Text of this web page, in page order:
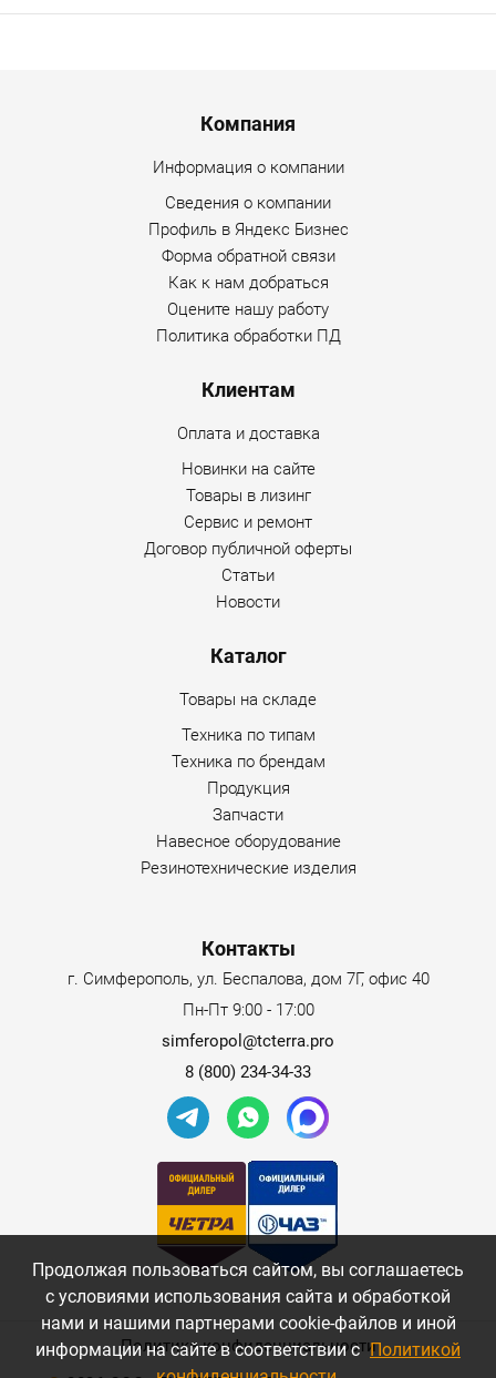
Компания
Информация о компании
Сведения о компании
Профиль в Яндекс Бизнес
Форма обратной связи
Как к нам добраться
Оцените нашу работу
Политика обработки ПД
Клиентам
Оплата и доставка
Новинки на сайте
Товары в лизинг
Сервис и ремонт
Договор публичной оферты
Статьи
Новости
Каталог
Товары на складе
Техника по типам
Техника по брендам
Продукция
Запчасти
Навесное оборудование
Резинотехнические изделия
Контакты
г. Симферополь, ул. Беспалова, дом 7Г, офис 40
Пн-Пт 9:00 - 17:00
simferopol@tcterra.pro
8 (800) 234-34-33
Политика конфиденциальности
Продолжая пользоваться сайтом, вы соглашаетесь
с условиями использования сайта и обработкой
нами и нашими партнерами cookie-файлов и иной
информации на сайте в соответствии с Политикой